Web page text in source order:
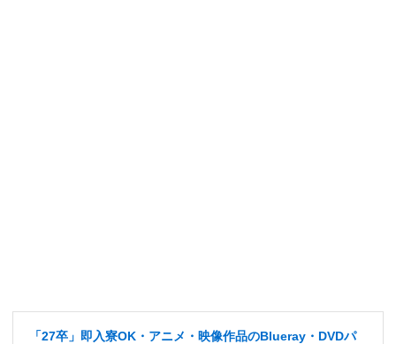
「27卒」即入寮OK・アニメ・映像作品のBlueray・DVDパ